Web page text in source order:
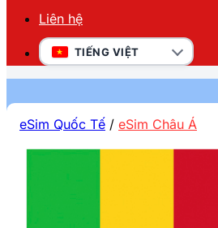
Liên hệ
TIẾNG VIỆT
eSim Quốc Tế / eSim Châu Á